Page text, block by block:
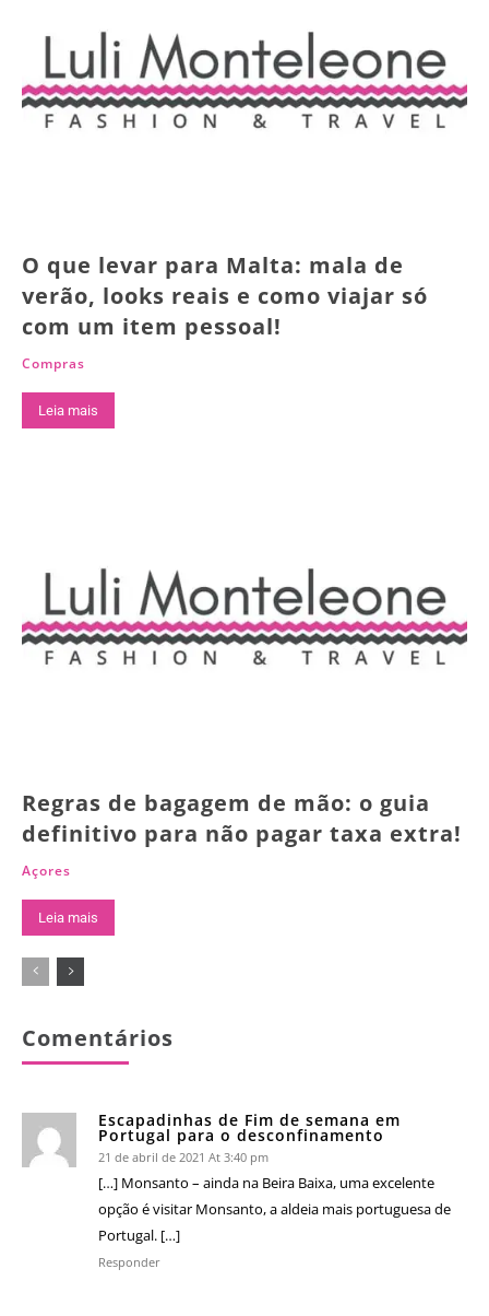
O que levar para Malta: mala de
verão, looks reais e como viajar só
com um item pessoal!
Compras
Leia mais
Regras de bagagem de mão: o guia
definitivo para não pagar taxa extra!
Açores
Leia mais
Comentários
Escapadinhas de Fim de semana em
Portugal para o desconfinamento
21 de abril de 2021 At 3:40 pm
[…] Monsanto – ainda na Beira Baixa, uma excelente
opção é visitar Monsanto, a aldeia mais portuguesa de
Portugal. […]
Responder